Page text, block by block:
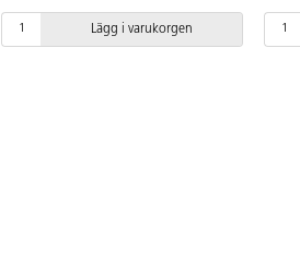
Lägg i varukorgen